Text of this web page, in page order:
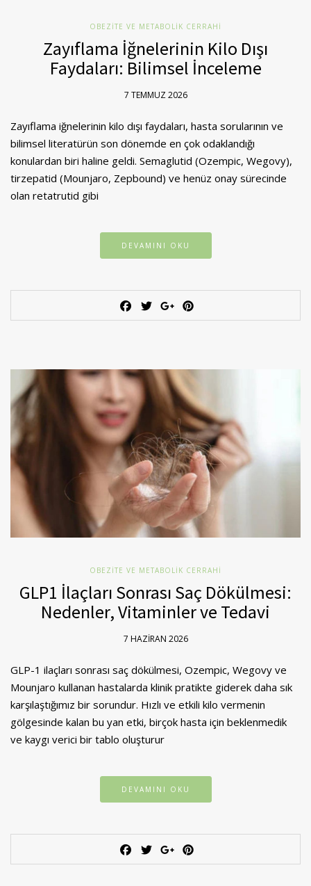
OBEZITE VE METABOLIK CERRAHI
Zayıflama İğnelerinin Kilo Dışı
Faydaları: Bilimsel İnceleme
7 TEMMUZ 2026
Zayıflama iğnelerinin kilo dışı faydaları, hasta sorularının ve
bilimsel literatürün son dönemde en çok odaklandığı
konulardan biri haline geldi. Semaglutid (Ozempic, Wegovy),
tirzepatid (Mounjaro, Zepbound) ve henüz onay sürecinde
olan retatrutid gibi
DEVAMINI OKU
OBEZITE VE METABOLIK CERRAHI
GLP1 İlaçları Sonrası Saç Dökülmesi:
Nedenler, Vitaminler ve Tedavi
7 HAZIRAN 2026
GLP-1 ilaçları sonrası saç dökülmesi, Ozempic, Wegovy ve
Mounjaro kullanan hastalarda klinik pratikte giderek daha sık
karşılaştığımız bir sorundur. Hızlı ve etkili kilo vermenin
gölgesinde kalan bu yan etki, birçok hasta için beklenmedik
ve kaygı verici bir tablo oluşturur
DEVAMINI OKU